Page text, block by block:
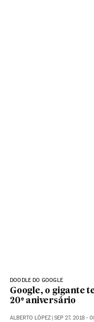
DOODLE DO GOOGLE
Google, o gigante
20º aniversário
ALBERTO LÓPEZ SEP 27, 2018 -